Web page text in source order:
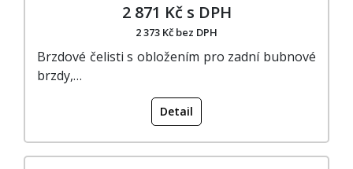
2 871 Kč s DPH
2 373 Kč bez DPH
Brzdové čelisti s obložením pro zadní bubnové
brzdy,…
Detail